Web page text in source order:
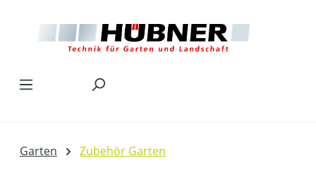
Garten Zubehör Garten